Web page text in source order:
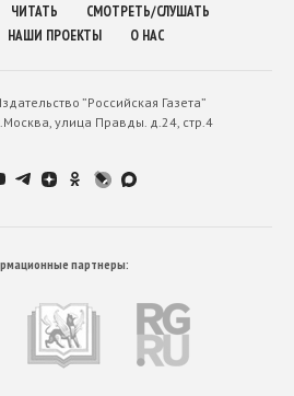
ЧИТАТЬ
СМОТРЕТЬ/СЛУШАТЬ
НАШИ ПРОЕКТЫ О НАС
”Российская Газета”
улица Правды. д.24, стр.4
партнеры: